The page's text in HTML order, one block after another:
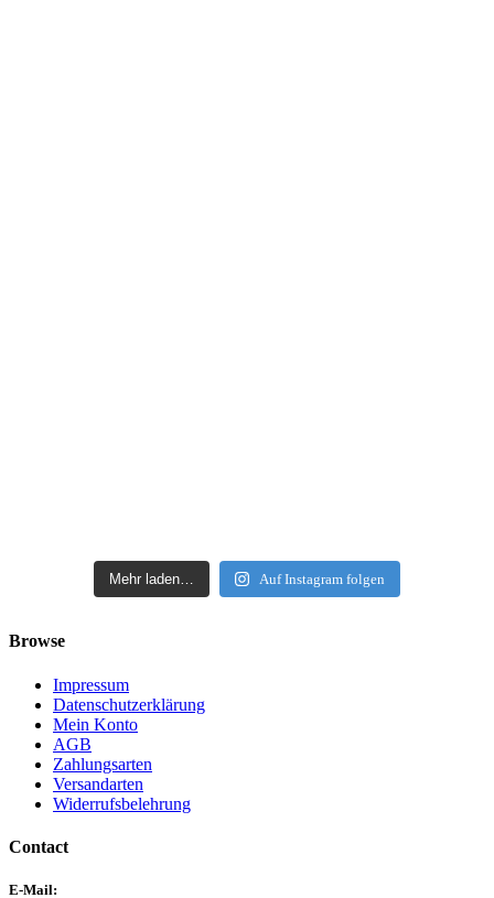
Mehr laden… Auf Instagram folgen
Browse
Impressum
Datenschutzerklärung
Mein Konto
AGB
Zahlungsarten
Versandarten
Widerrufsbelehrung
Contact
E-Mail: